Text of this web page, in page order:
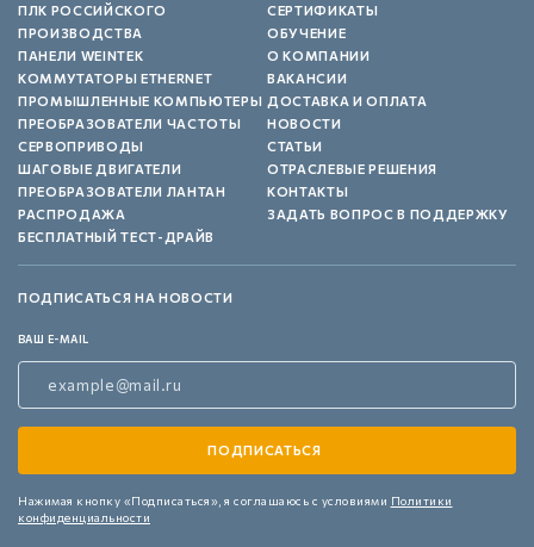
ПЛК РОССИЙСКОГО
ПРОИЗВОДСТВА
ПАНЕЛИ WEINTEK
КОММУТАТОРЫ ETHERNET
ПРОМЫШЛЕННЫЕ КОМПЬЮТЕРЫ
ПРЕОБРАЗОВАТЕЛИ ЧАСТОТЫ
СЕРВОПРИВОДЫ
ШАГОВЫЕ ДВИГАТЕЛИ
ПРЕОБРАЗОВАТЕЛИ ЛАНТАН
РАСПРОДАЖА
БЕСПЛАТНЫЙ ТЕСТ-ДРАЙВ
СЕРТИФИКАТЫ
ОБУЧЕНИЕ
О КОМПАНИИ
ВАКАНСИИ
ДОСТАВКА И ОПЛАТА
НОВОСТИ
СТАТЬИ
ОТРАСЛЕВЫЕ РЕШЕНИЯ
КОНТАКТЫ
ЗАДАТЬ ВОПРОС В ПОДДЕРЖКУ
ПОДПИСАТЬСЯ НА НОВОСТИ
ВАШ E-MAIL
Нажимая кнопку «Подписаться», я соглашаюсь с условиями Политики
конфиденциальности